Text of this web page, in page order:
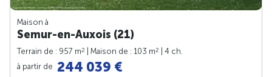
Maison à
Semur-en-Auxois (21)
Terrain de : 957 m2 | Maison de : 103 m2
| 4 ch.
à partir de 244 039 €